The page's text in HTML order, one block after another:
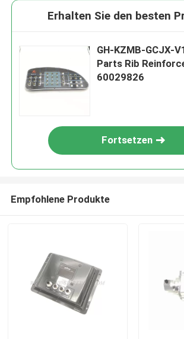
Erhalten Sie den besten
GH-KZMB-GCJX-
Parts Rib
60029826
Fortsetzen
Empfohlene Produkte